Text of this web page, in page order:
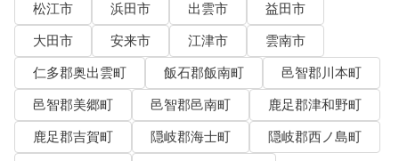
松江市 浜田市 出雲市
益田市
大田市
安来市 江津市
雲南市
仁多郡奥出雲町
飯石郡飯南町
邑智郡川本町
邑智郡美郷町
邑智郡邑南町
鹿足郡津和野町
鹿足郡吉賀町
隠岐郡海士町
隠岐郡西ノ島町